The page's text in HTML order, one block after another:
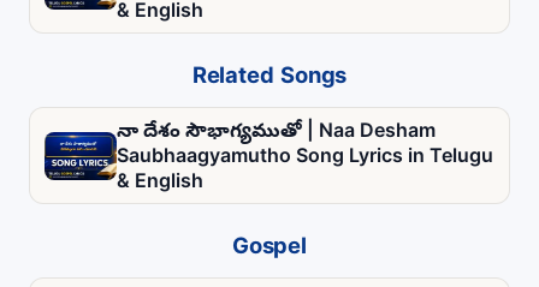
& English
Related Songs
నా దేశం సౌభాగ్యముతో | Naa Desham
Saubhaagyamutho Song Lyrics in Telugu
& English
Gospel